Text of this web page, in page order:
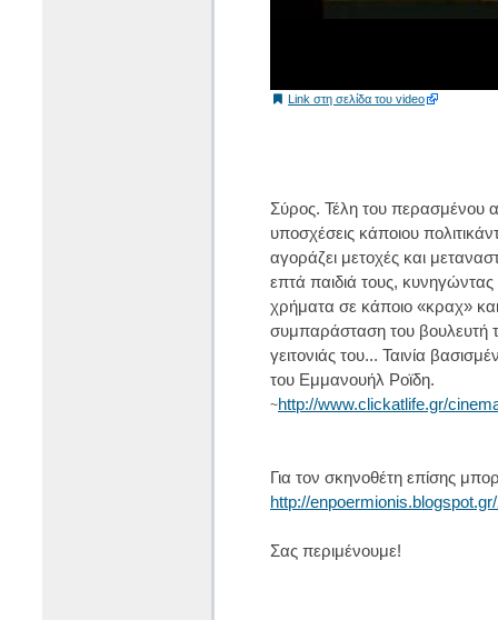
Link στη σελίδα του video
Σύρος. Τέλη του περασμένου
υποσχέσεις κάποιου
αγοράζει μετοχές και
επτά παιδιά τους,
χρήματα σε κάποιο «κραχ»
συμπαράσταση του βουλευτή
γειτονιάς του... Ταινία
του Εμμανουήλ Ροϊδη.
~http://www.clickatlife.gr/
Για τον σκηνοθέτη επίσης
http://
Σας περιμένουμε!